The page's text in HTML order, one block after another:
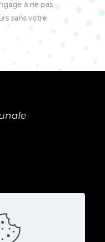
à ne pas
sans votre